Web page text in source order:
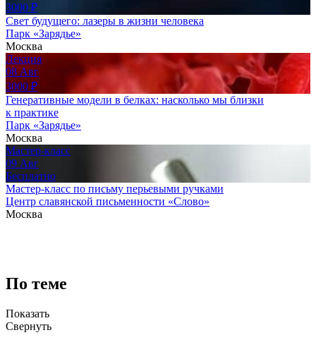
3000 ₽
Свет будущего: лазеры в жизни человека
Парк «Зарядье»
Москва
Лекция
08 Авг
3000 ₽
Генеративные модели в белках: насколько мы близки
к практике
Парк «Зарядье»
Москва
Мастер-класс
09 Авг
Бесплатно
Мастер-класс по письму перьевыми ручками
Центр славянской письменности «Слово»
Москва
По теме
Показать
Свернуть